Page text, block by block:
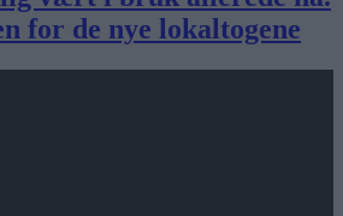
for de nye lokaltogene